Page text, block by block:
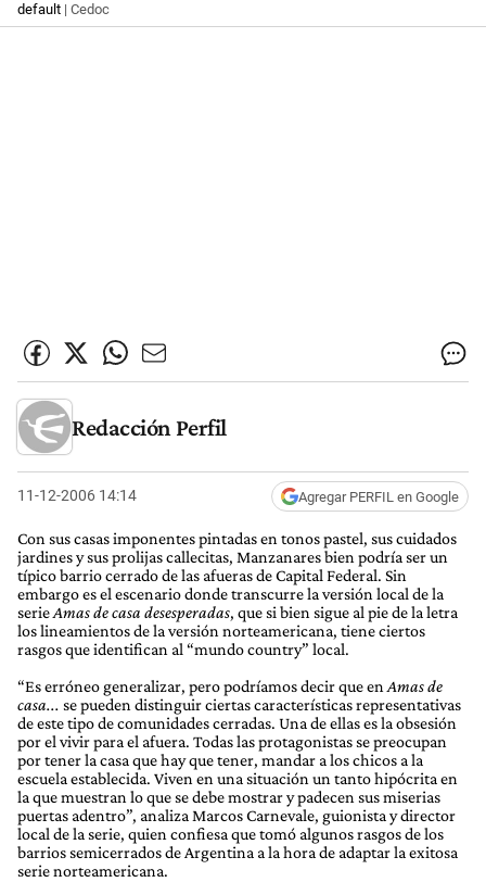
default | Cedoc
Redacción Perfil
11-12-2006 14:14 Agregar PERFIL en Google
Con sus casas imponentes pintadas en tonos pastel, sus cuidados
jardines y sus prolijas callecitas, Manzanares bien podría ser un
típico barrio cerrado de las afueras de Capital Federal. Sin
embargo es el escenario donde transcurre la versión local de la
serieAmasde casa desesperadas, que si bien sigue al pie de la letra
los lineamientos de la versión norteamericana, tiene ciertos
rasgos que identifican al “mundo country” local.
“Es erróneo generalizar, pero podríamos decir que en Amas de
casa... se pueden distinguir ciertas características representativas
de este tipo de comunidades cerradas. Una de ellas es la obsesión
por el vivir para el afuera. Todas las protagonistas se preocupan
por tener la casa que hay que tener, mandar a los chicos a la
escuela establecida. Viven en una situación un tanto hipócrita en
la que muestran lo que se debe mostrar y padecen sus miserias
puertas adentro”, analiza Marcos Carnevale, guionista y director
local de la serie, quien confiesa que tomó algunos rasgos de los
barrios semicerrados de Argentina a la hora de adaptar la exitosa
serie norteamericana.